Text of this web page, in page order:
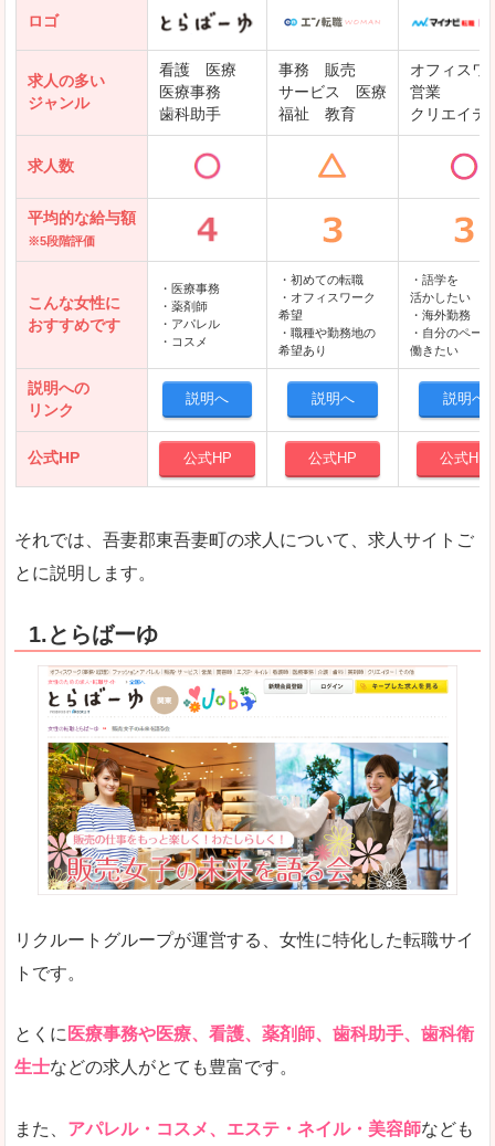
ロゴ
求人の多い
ジャンル
看護 医療
医療事務
歯科助手
事務 販売
サービス 医療
福祉 教育
オフィスワ
営業
クリエイテ
求人数
平均的な給与額
※5段階評価
こんな女性に
おすすめです
・医療事務
・薬剤師
・アパレル
・コスメ
・初めての転職
・オフィスワーク
希望
・職種や勤務地の
希望あり
・語学を
活かしたい
・海外勤務
・自分のペー
働きたい
説明への
リンク
説明へ 説明へ 説明へ
公式HP 公式HP 公式HP 公式HP
それでは、吾妻郡東吾妻町の求人について、求人サイトご
とに説明します。
1.とらばーゆ
リクルートグループが運営する、女性に特化した転職サイ
トです。
とくに 医療事務や医療、看護、薬剤師、歯科助手、歯科衛
生士などの求人がとても豊富です。
また、 アパレル・コスメ、エステ・ネイル・美容師なども